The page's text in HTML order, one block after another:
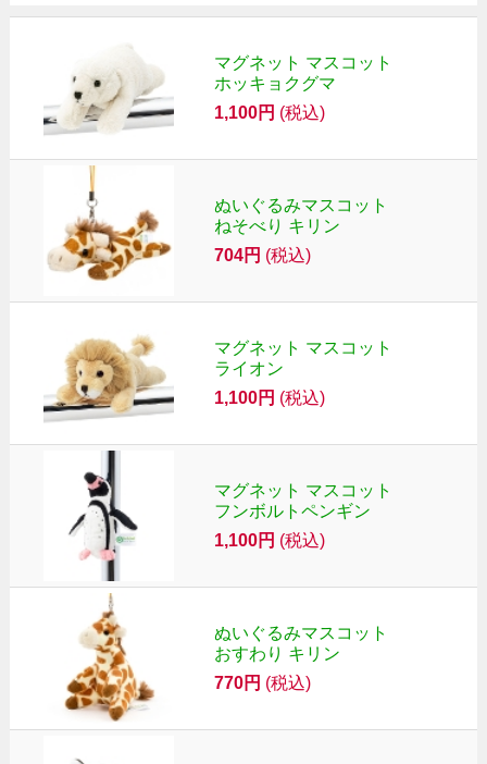
マグネット マスコット
ホッキョクグマ
1,100円 (税込)
ぬいぐるみマスコット
ねそべり キリン
704円 (税込)
マグネット マスコット
ライオン
1,100円 (税込)
マグネット マスコット
フンボルトペンギン
1,100円 (税込)
ぬいぐるみマスコット
おすわり キリン
770円 (税込)